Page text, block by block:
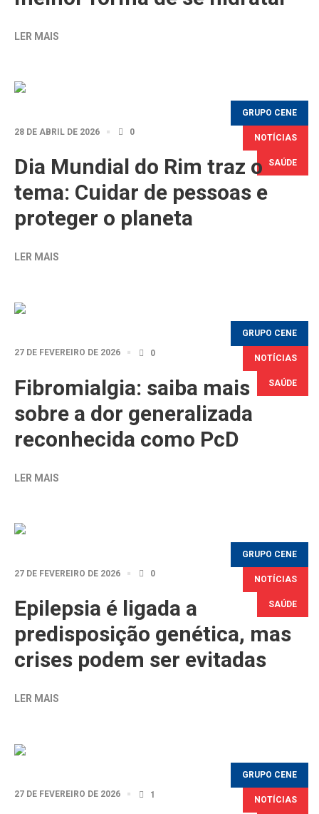
LER MAIS
GRUPO CENE
NOTÍCIAS
SAÚDE
28 DE ABRIL DE 2026 0
Dia Mundial do Rim traz o
tema: Cuidar de pessoas e
proteger o planeta
LER MAIS
GRUPO CENE
NOTÍCIAS
SAÚDE
27 DE FEVEREIRO DE 2026 0
Fibromialgia: saiba mais
sobre a dor generalizada
reconhecida como PcD
LER MAIS
GRUPO CENE
NOTÍCIAS
SAÚDE
27 DE FEVEREIRO DE 2026 0
Epilepsia é ligada a
predisposição genética, mas
crises podem ser evitadas
LER MAIS
GRUPO CENE
NOTÍCIAS
27 DE FEVEREIRO DE 2026 1